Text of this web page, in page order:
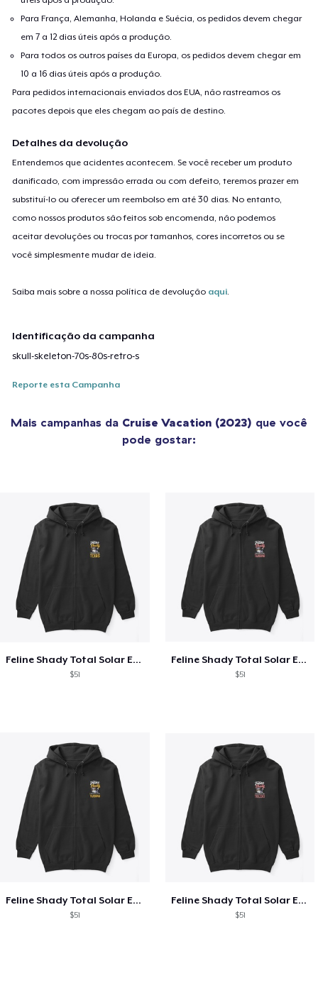
Para França, Alemanha, Holanda e Suécia, os pedidos devem chegar
em 7 a 12 dias úteis após a produção.
Para todos os outros países da Europa, os pedidos devem chegar em
10 a 16 dias úteis após a produção.
Para pedidos internacionais enviados dos EUA, não rastreamos os
pacotes depois que eles chegam ao país de destino.
Detalhes da devolução
Entendemos que acidentes acontecem. Se você receber um produto
danificado, com impressão errada ou com defeito, teremos prazer em
substituí-lo ou oferecer um reembolso em até 30 dias. No entanto,
como nossos produtos são feitos sob encomenda, não podemos
aceitar devoluções ou trocas por tamanhos, cores incorretos ou se
você simplesmente mudar de ideia.
Saiba mais sobre a nossa política de devolução aqui.
Identificação da campanha
skull-skeleton-70s-80s-retro-s
Reporte esta Campanha
Mais campanhas da Cruise Vacation (2023) que você
pode gostar:
Feline Shady Total Solar Eclipse Texas
$51
Feline Shady Total Solar Eclipse Tijuana
$51
Feline Shady Total Solar Eclipse Tijuana
$51
Feline Shady Total Solar Eclipse Toledo
$51